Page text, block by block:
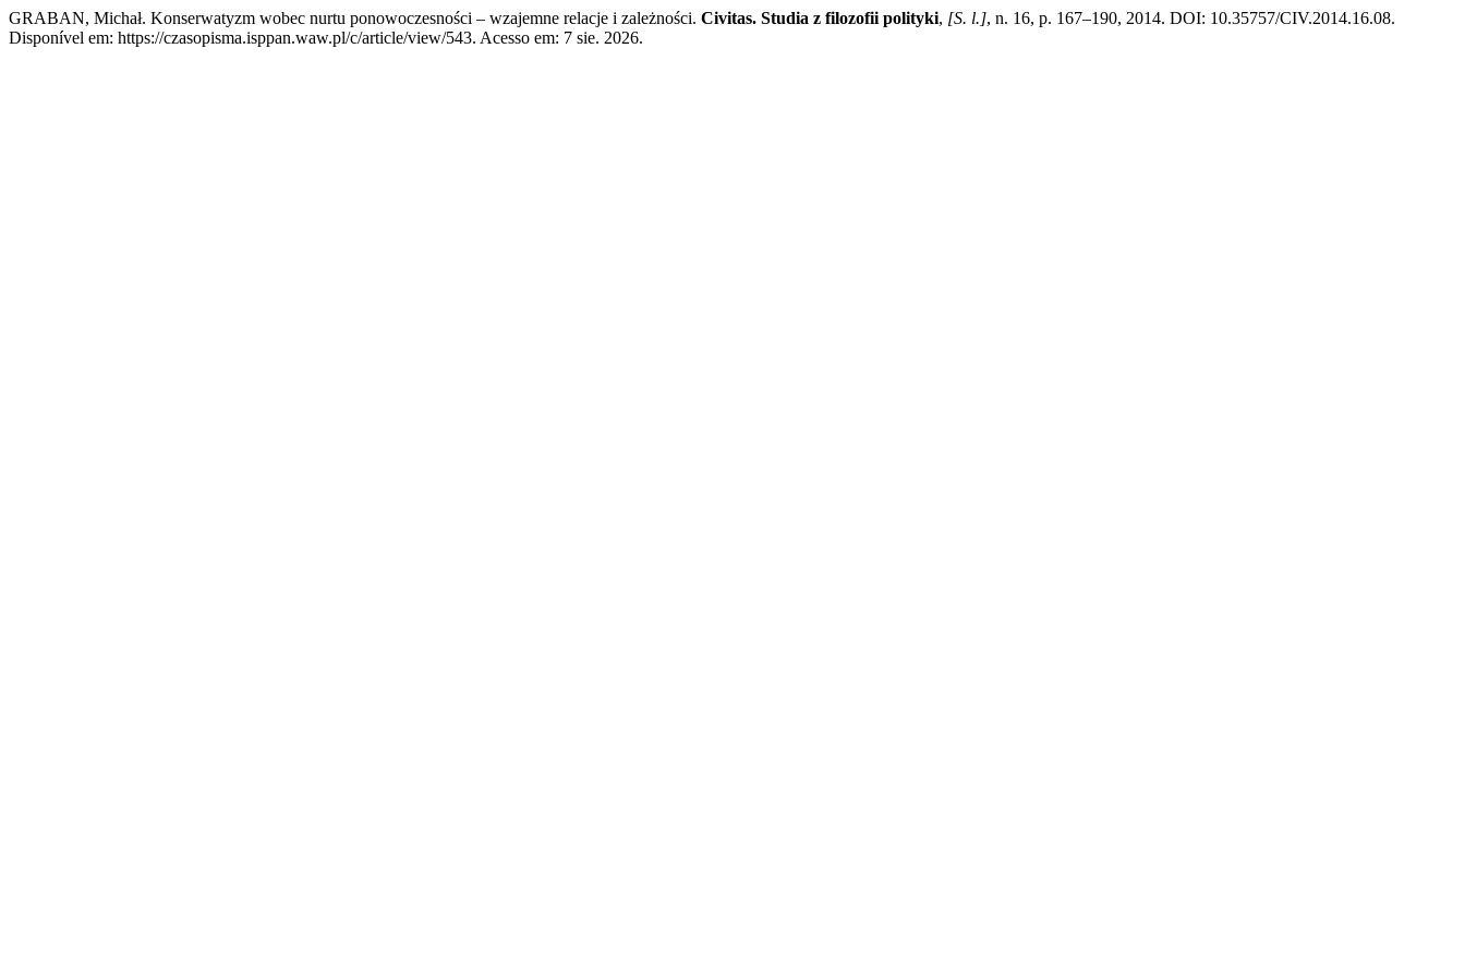
GRABAN, Michał. Konserwatyzm wobec nurtu ponowoczesności – wzajemne relacje i zależności. Civitas. Studia z filozofii polityki, [S. l.], n. 16, p. 167–190, 2014. DOI: 10.35757/CIV.2014.16.08.
Disponível em: https://czasopisma.isppan.waw.pl/c/article/view/543. Acesso em: 7 sie. 2026.